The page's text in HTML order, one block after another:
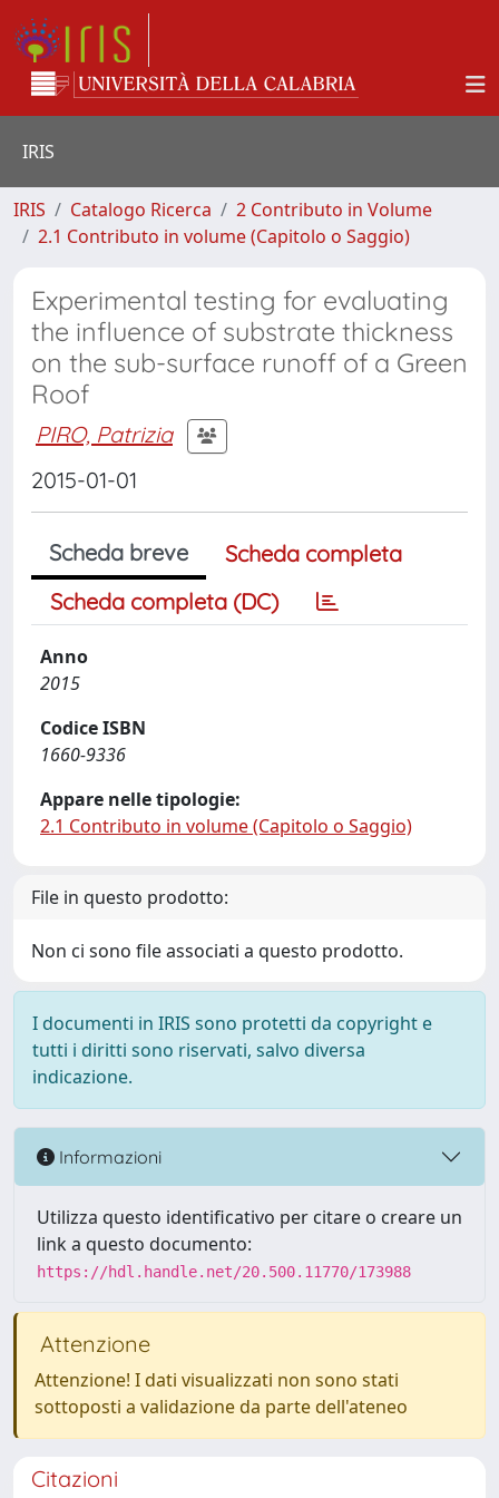
IRIS
IRIS Catalogo Ricerca
2 Contributo in Volume
2.1 Contributo in volume (Capitolo o Saggio)
Experimental testing for evaluating
the influence of substrate thickness
on the sub-surface runoff of a Green
Roof
PIRO, Patrizia
2015-01-01
Scheda breve
Scheda completa
Scheda completa (DC)
Anno
2015
Codice ISBN
1660-9336
Appare nelle tipologie:
2.1 Contributo in volume (Capitolo o Saggio)
File in questo prodotto:
Non ci sono file associati a questo prodotto.
I documenti in IRIS sono protetti da copyright e
tutti i diritti sono riservati, salvo diversa
indicazione.
Informazioni
Utilizza questo identificativo per citare o creare un
link a questo documento:
https://hdl.handle.net/20.500.11770/173988
Attenzione
Attenzione! I dati visualizzati non sono stati
sottoposti a validazione da parte dell'ateneo
Citazioni